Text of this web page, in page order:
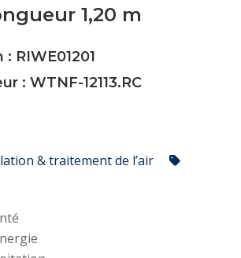
1,20 m
RIWE01201
: WTNF-12113.RC
& traitement de l’air